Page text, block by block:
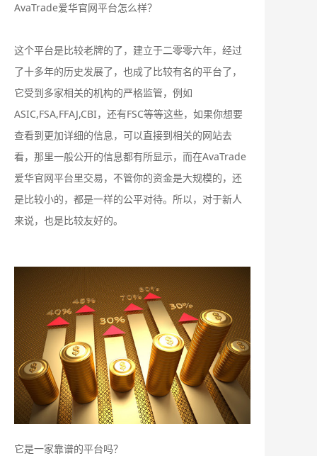
AvaTrade爱华官网平台怎么样？
这个平台是比较老牌的了，建立于二零零六年，经过
了十多年的历史发展了，也成了比较有名的平台了，
它受到多家相关的机构的严格监管，例如
ASIC,FSA,FFAJ,CBI，还有FSC等等这些，如果你想要
查看到更加详细的信息，可以直接到相关的网站去
看，那里一般公开的信息都有所显示，而在AvaTrade
爱华官网平台里交易，不管你的资金是大规模的，还
是比较小的，都是一样的公平对待。所以，对于新人
来说，也是比较友好的。
它是一家靠谱的平台吗？